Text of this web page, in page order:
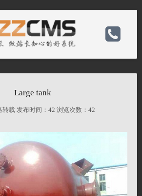
电话：86-523-84612388
手机：15861036686
邮箱：jjo@ohji-jj.com
备案号：
Large tank
载 发布时间： 42 浏览次数： 42